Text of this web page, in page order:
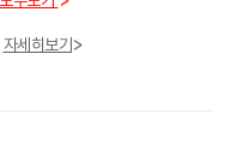
자세히보기